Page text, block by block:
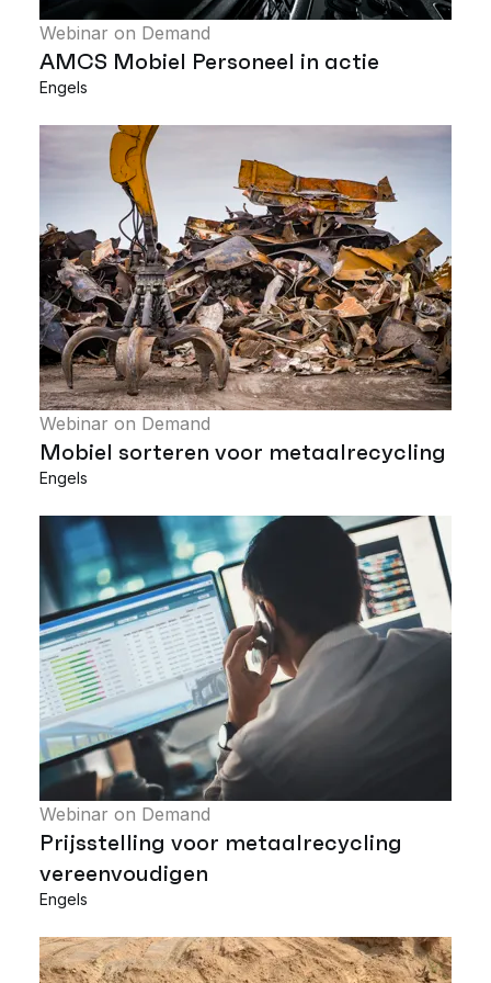
Webinar on Demand
AMCS Mobiel Personeel in actie
Engels
Webinar on Demand
Mobiel sorteren voor metaalrecycling
Engels
Webinar on Demand
Prijsstelling voor metaalrecycling
vereenvoudigen
Engels